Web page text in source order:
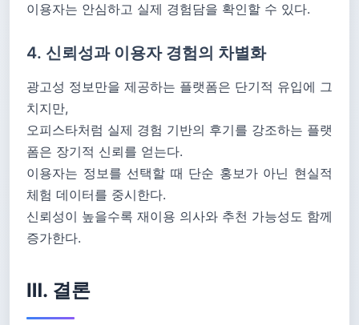
이용자는 안심하고 실제 경험담을 확인할 수 있다.
4. 신뢰성과 이용자 경험의 차별화
광고성 정보만을 제공하는 플랫폼은 단기적 유입에 그
치지만,
오피스타처럼 실제 경험 기반의 후기를 강조하는 플랫
폼은 장기적 신뢰를 얻는다.
이용자는 정보를 선택할 때 단순 홍보가 아닌 현실적
체험 데이터를 중시한다.
신뢰성이 높을수록 재이용 의사와 추천 가능성도 함께
증가한다.
Ⅲ. 결론